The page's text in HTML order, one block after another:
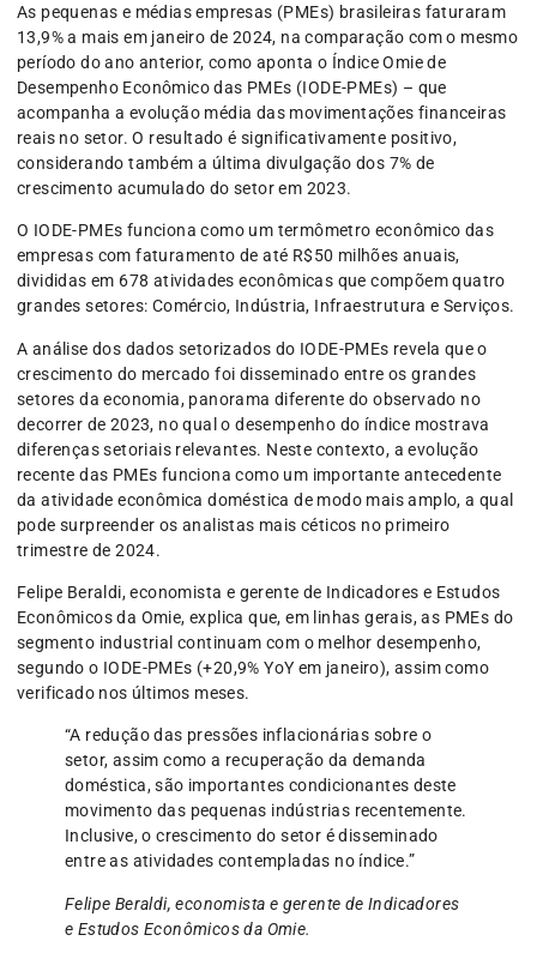
As pequenas e médias empresas (PMEs) brasileiras faturaram
13,9% a mais em janeiro de 2024, na comparação com o mesmo
período do ano anterior, como aponta o Índice Omie de
Desempenho Econômico das PMEs (IODE-PMEs) – que
acompanha a evolução média das movimentações financeiras
reais no setor. O resultado é significativamente positivo,
considerando também a última divulgação dos 7% de
crescimento acumulado do setor em 2023.
O IODE-PMEs funciona como um termômetro econômico das
empresas com faturamento de até R$50 milhões anuais,
divididas em 678 atividades econômicas que compõem quatro
grandes setores: Comércio, Indústria, Infraestrutura e Serviços.
A análise dos dados setorizados do IODE-PMEs revela que o
crescimento do mercado foi disseminado entre os grandes
setores da economia, panorama diferente do observado no
decorrer de 2023, no qual o desempenho do índice mostrava
diferenças setoriais relevantes. Neste contexto, a evolução
recente das PMEs funciona como um importante antecedente
da atividade econômica doméstica de modo mais amplo, a qual
pode surpreender os analistas mais céticos no primeiro
trimestre de 2024.
Felipe Beraldi, economista e gerente de Indicadores e Estudos
Econômicos da Omie, explica que, em linhas gerais, as PMEs do
segmento industrial continuam com o melhor desempenho,
segundo o IODE-PMEs (+20,9% YoY em janeiro), assim como
verificado nos últimos meses.
“A redução das pressões inflacionárias sobre o
setor, assim como a recuperação da demanda
doméstica, são importantes condicionantes deste
movimento das pequenas indústrias recentemente.
Inclusive, o crescimento do setor é disseminado
entre as atividades contempladas no índice.”
Felipe Beraldi, economista e gerente de Indicadores
e Estudos Econômicos da Omie.